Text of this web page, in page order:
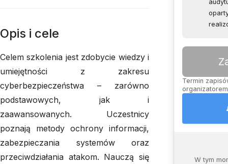
Termin
W tym
Opis i cele
Celem szkolenia jest zdobycie wiedzy i
umiejętności z zakresu
cyberbezpieczeństwa – zarówno
podstawowych, jak i
zaawansowanych. Uczestnicy
poznają metody ochrony informacji,
zabezpieczania systemów oraz
przeciwdziałania atakom. Nauczą się